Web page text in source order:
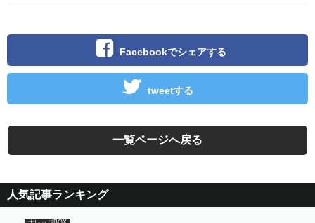
Facebookでシェアする
tweetする
一覧ページへ戻る
人気記事ランキング